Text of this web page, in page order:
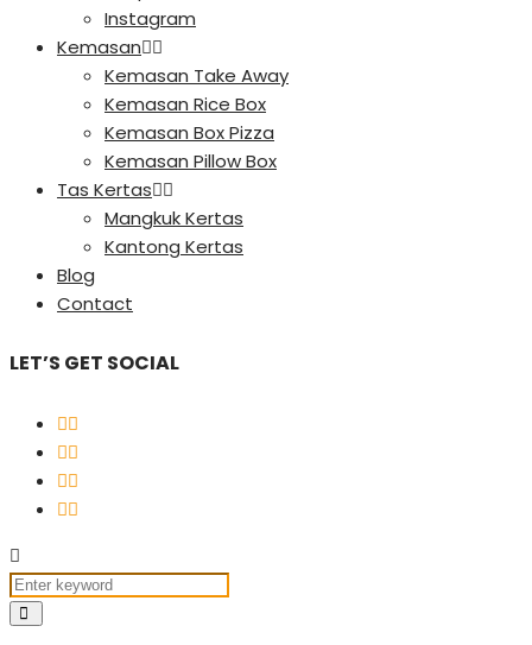
Instagram
Kemasan
Kemasan Take Away
Kemasan Rice Box
Kemasan Box Pizza
Kemasan Pillow Box
Tas Kertas
Mangkuk Kertas
Kantong Kertas
Blog
Contact
LET’S GET SOCIAL